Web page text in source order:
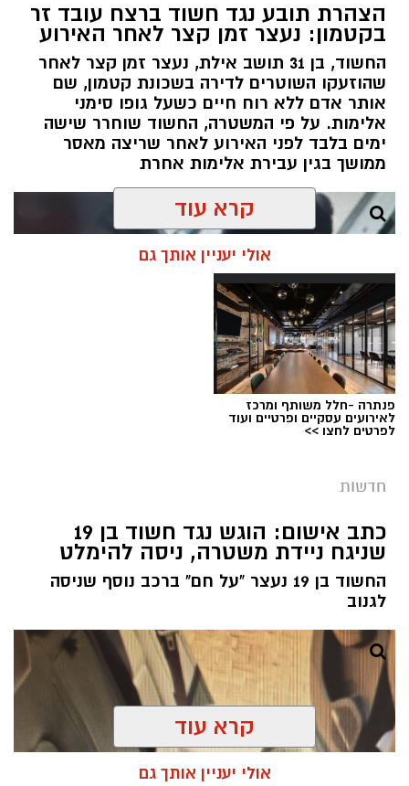
הצהרת תובע נגד חשוד ברצח עובד זר
בקטמון: נעצר זמן קצר לאחר האירוע
החשוד, בן 31 תושב אילת, נעצר זמן קצר לאחר
שהוזעקו השוטרים לדירה בשכונת קטמון, שם
אותר אדם ללא רוח חיים כשעל גופו סימני
אלימות. על פי המשטרה, החשוד שוחרר שישה
ימים בלבד לפני האירוע לאחר שריצה מאסר
ממושך בגין עבירת אלימות אחרת
צילום: דוברות המשטרה
תגים:רצח עובד זר בשכונת קטמון
בתאריך 23 ביולי הוזעקו כוחות משטרה לדירה
שאותר ללא רוח חיים כשעל גופו סימני אלימות.
שוטרי מחוז ירושלים שהגיעו למקום סגרו את הזירה
והחלו בבדיקת נסיבות האירוע, בסיוע חוקרי הזיהוי
הפלילי (מז”פ).
קרא עוד
אולי יעניין אותך גם
פנתרה -חלל משותף ומרכז
לאירועים עסקיים ופרטיים ועוד
לפרטים לחצו >>
חדשות
כתב אישום: הוגש נגד חשוד בן 19
שניגח ניידת משטרה, ניסה להימלט
החשוד בן 19 נעצר "על חם" ברכב נוסף שניסה
לגנוב
קרא עוד
אולי יעניין אותך גם